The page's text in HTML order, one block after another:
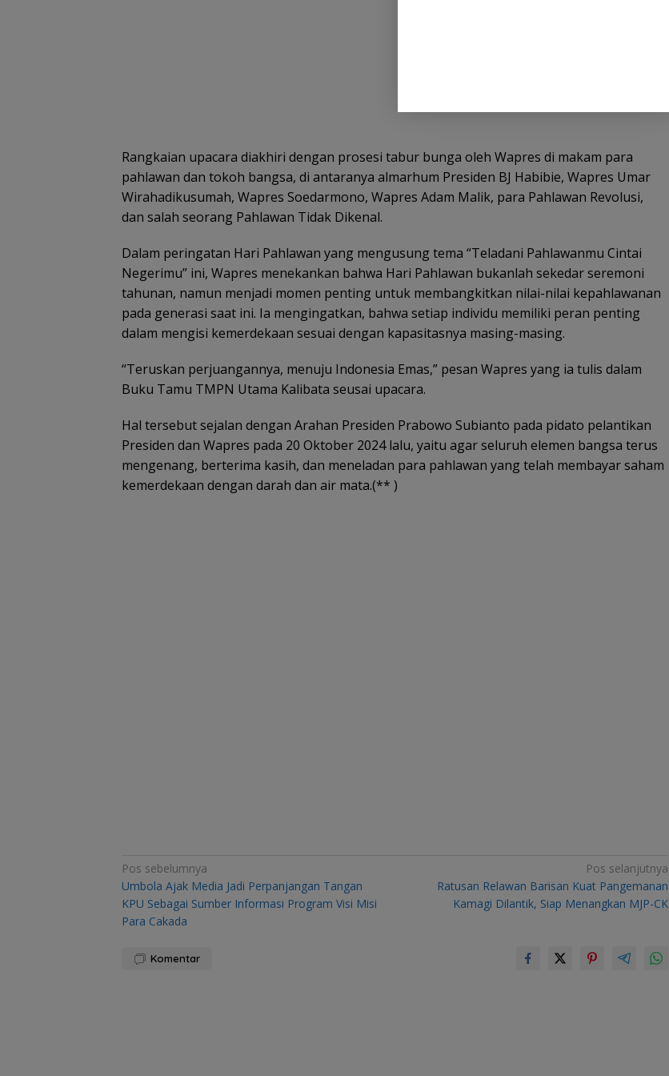
Rangkaian upacara diakhiri dengan prosesi tabur bunga oleh Wapres di makam para
pahlawan dan tokoh bangsa, di antaranya almarhum Presiden BJ Habibie, Wapres Umar
Wirahadikusumah, Wapres Soedarmono, Wapres Adam Malik, para Pahlawan Revolusi,
dan salah seorang Pahlawan Tidak Dikenal.
Dalam peringatan Hari Pahlawan yang mengusung tema “Teladani Pahlawanmu Cintai
Negerimu” ini, Wapres menekankan bahwa Hari Pahlawan bukanlah sekedar seremoni
tahunan, namun menjadi momen penting untuk membangkitkan nilai-nilai kepahlawanan
pada generasi saat ini. Ia mengingatkan, bahwa setiap individu memiliki peran penting
dalam mengisi kemerdekaan sesuai dengan kapasitasnya masing-masing.
“Teruskan perjuangannya, menuju Indonesia Emas,” pesan Wapres yang ia tulis dalam
Buku Tamu TMPN Utama Kalibata seusai upacara.
Hal tersebut sejalan dengan Arahan Presiden Prabowo Subianto pada pidato pelantikan
Presiden dan Wapres pada 20 Oktober 2024 lalu, yaitu agar seluruh elemen bangsa terus
mengenang, berterima kasih, dan meneladan para pahlawan yang telah membayar saham
kemerdekaan dengan darah dan air mata.(** )
Navigasi
pos
Pos sebelumnya
Umbola Ajak Media Jadi Perpanjangan Tangan
KPU Sebagai Sumber Informasi Program Visi Misi
Para Cakada
Pos selanjutnya
Ratusan Relawan Barisan Kuat Pangemanan
Kamagi Dilantik, Siap Menangkan MJP-CK
Komentar